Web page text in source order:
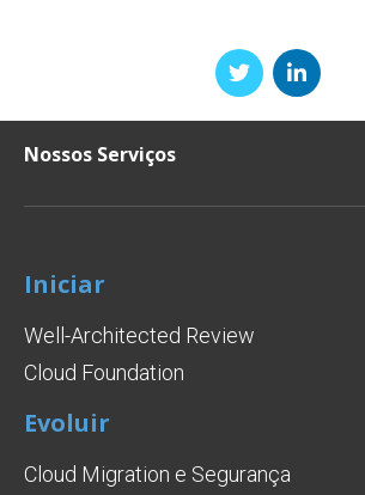
Nossos Serviços
Iniciar
Well-Architected Review
Cloud Foundation
Evoluir
Cloud Migration e Segurança